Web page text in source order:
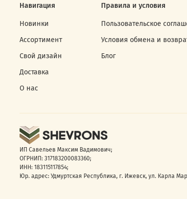
Навигация
Новинки
Ассортимент
Свой дизайн
Доставка
О нас
Правила и условия
Пользовательское
Условия обмена и
Блог
ИП Савельев Максим Вадимович;
ОГРНИП: 317183200083360;
ИНН: 183115117854;
Юр. адрес: Удмуртская Республика, г. Ижевск, ул. Карла